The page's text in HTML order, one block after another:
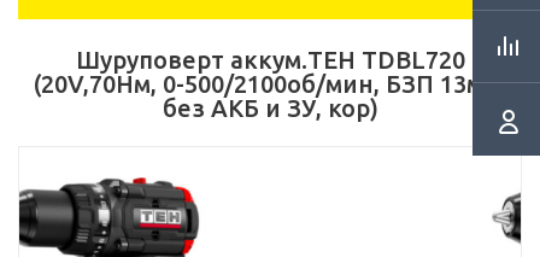
Шуруповерт аккум.TEH TDBL720
(20V,70Нм, 0-500/2100об/мин, БЗП 13мм,
без АКБ и ЗУ, кор)